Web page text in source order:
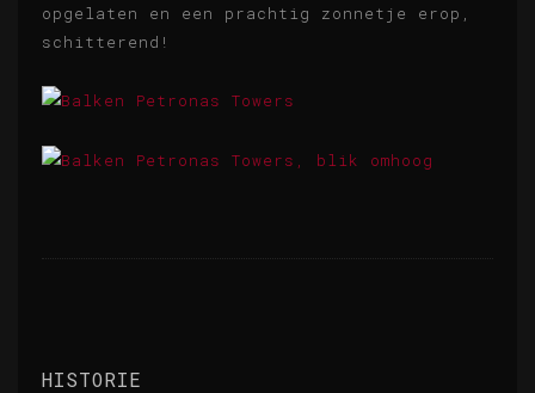
opgelaten en een prachtig zonnetje erop,
schitterend!
HISTORIE